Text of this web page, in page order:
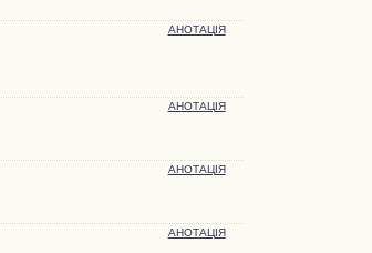
АНОТАЦІЯ
АНОТАЦІЯ
АНОТАЦІЯ
АНОТАЦІЯ